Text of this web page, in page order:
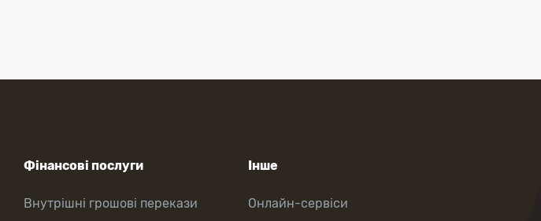
Фінансові послуги
Внутрішні грошові перекази
Інше
Онлайн-сервіси